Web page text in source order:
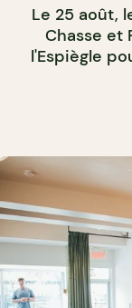
Le 25 août,
Chasse et
l'Espiègle